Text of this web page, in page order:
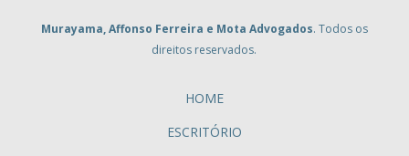
Murayama, Affonso Ferreira e Mota Advogados. Todos os
direitos reservados.
HOME
ESCRITÓRIO